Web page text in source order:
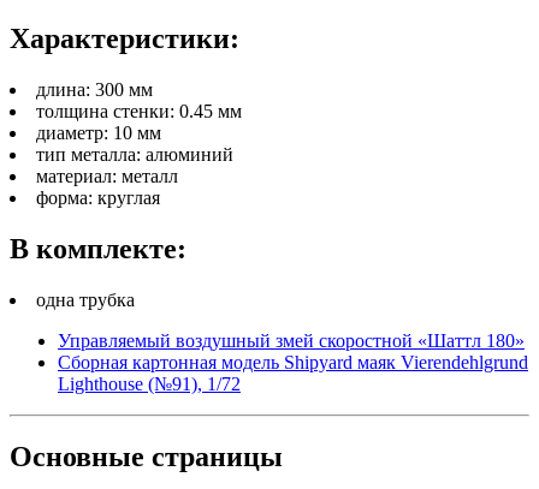
Характеристики:
длина: 300 мм
толщина стенки: 0.45 мм
диаметр: 10 мм
тип металла: алюминий
материал: металл
форма: круглая
В комплекте:
одна трубка
Управляемый воздушный змей скоростной «Шаттл 180»
Сборная картонная модель Shipyard маяк Vierendehlgrund
Lighthouse (№91), 1/72
Основные страницы